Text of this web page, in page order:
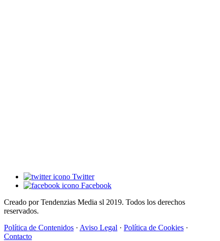
Twitter
Facebook
Creado por Tendenzias Media sl 2019. Todos los derechos
reservados.
Política de Contenidos · Aviso Legal · Política de Cookies ·
Contacto